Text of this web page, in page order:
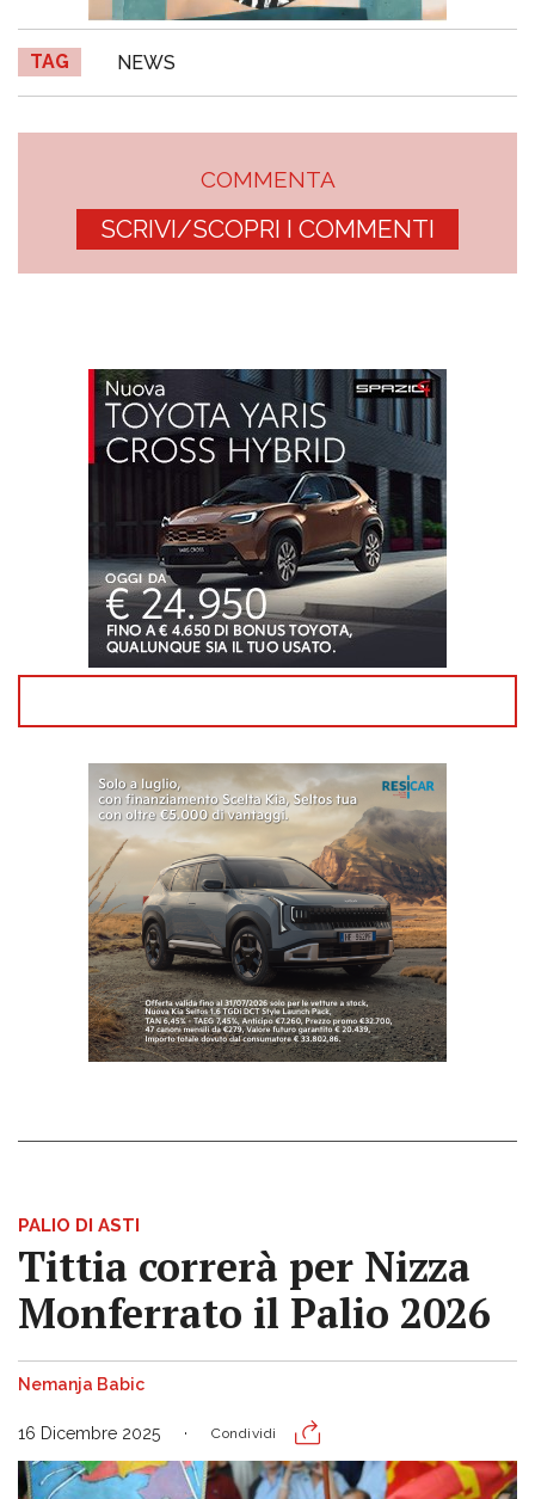
TAG NEWS
COMMENTA
SCRIVI/SCOPRI I COMMENTI
PALIO DI ASTI
Tittia correrà per Nizza
Monferrato il Palio 2026
Nemanja Babic
16 Dicembre 2025 Condividi